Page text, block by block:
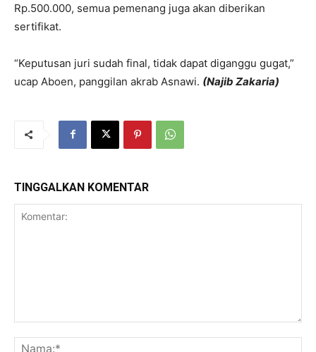
Rp.500.000, semua pemenang juga akan diberikan
sertifikat.
“Keputusan juri sudah final, tidak dapat diganggu gugat,”
ucap Aboen, panggilan akrab Asnawi. (Najib Zakaria)
TINGGALKAN KOMENTAR